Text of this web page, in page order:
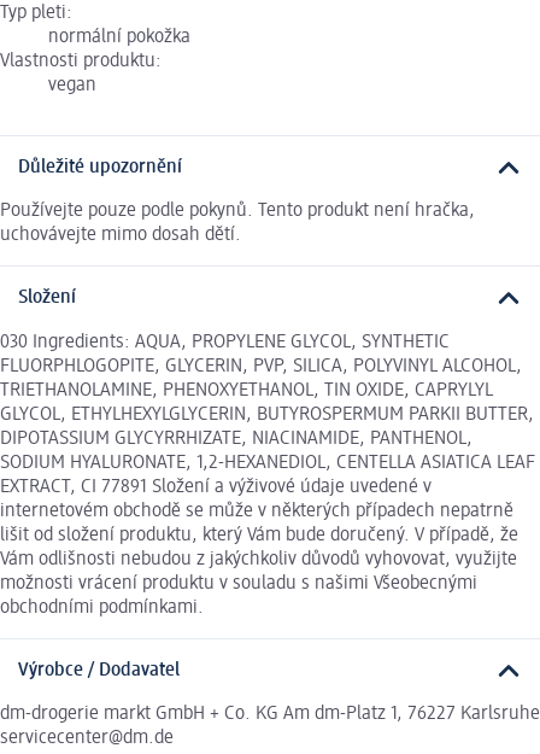
Typ pleti:
normální pokožka
Vlastnosti produktu:
vegan
Důležité upozornění
Používejte pouze podle pokynů. Tento produkt není hračka,
uchovávejte mimo dosah dětí.
Složení
030 Ingredients: AQUA, PROPYLENE GLYCOL, SYNTHETIC
FLUORPHLOGOPITE, GLYCERIN, PVP, SILICA, POLYVINYL ALCOHOL,
TRIETHANOLAMINE, PHENOXYETHANOL, TIN OXIDE, CAPRYLYL
GLYCOL, ETHYLHEXYLGLYCERIN, BUTYROSPERMUM PARKII BUTTER,
DIPOTASSIUM GLYCYRRHIZATE, NIACINAMIDE, PANTHENOL,
SODIUM HYALURONATE, 1,2-HEXANEDIOL, CENTELLA ASIATICA LEAF
EXTRACT, CI 77891 Složení a výživové údaje uvedené v
internetovém obchodě se může v některých případech nepatrně
lišit od složení produktu, který Vám bude doručený. V případě, že
Vám odlišnosti nebudou z jakýchkoliv důvodů vyhovovat, využijte
možnosti vrácení produktu v souladu s našimi Všeobecnými
obchodními podmínkami.
Výrobce / Dodavatel
dm-drogerie markt GmbH + Co. KG Am dm-Platz 1, 76227 Karlsruhe
servicecenter@dm.de